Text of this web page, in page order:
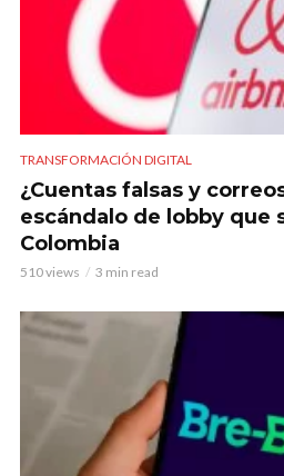
TRANSFORMACIÓN DIGITAL
¿Cuentas falsas y
escándalo de lobby que
Colombia
510 views 3 min read